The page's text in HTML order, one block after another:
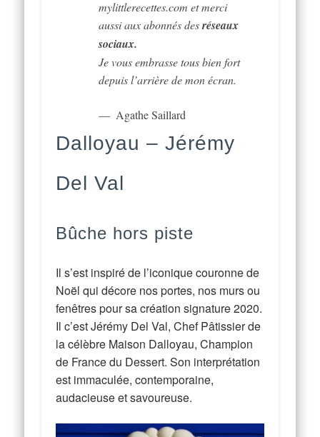
mylittlerecettes.com et merci
aussi aux abonnés desréseaux
sociaux.
Je vous embrasse tous bien fort
depuis l’arrière de mon écran.
Agathe Saillard
Dalloyau – Jérémy
Del Val
Bûche hors piste
Il s’est inspiré de l’iconique couronne de
Noël qui décore nos portes, nos murs ou
fenêtres pour sa création signature 2020.
Il c’est Jérémy Del Val, Chef Pâtissier de
la célèbre Maison Dalloyau, Champion
de France du Dessert. Son interprétation
est immaculée, contemporaine,
audacieuse et savoureuse.